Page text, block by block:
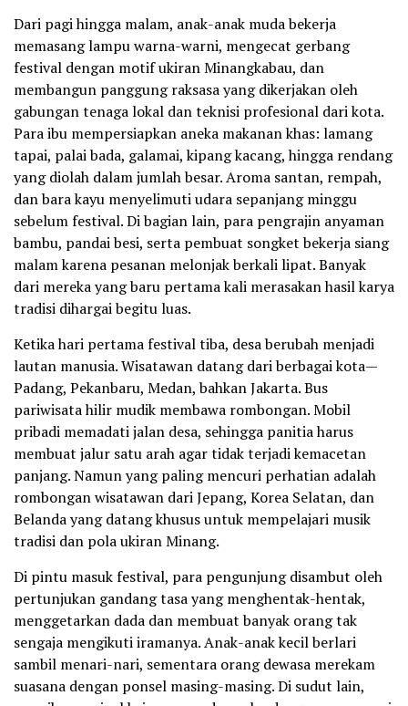
Dari pagi hingga malam, anak-anak muda bekerja
memasang lampu warna-warni, mengecat gerbang
festival dengan motif ukiran Minangkabau, dan
membangun panggung raksasa yang dikerjakan oleh
gabungan tenaga lokal dan teknisi profesional dari kota.
Para ibu mempersiapkan aneka makanan khas: lamang
tapai, palai bada, galamai, kipang kacang, hingga rendang
yang diolah dalam jumlah besar. Aroma santan, rempah,
dan bara kayu menyelimuti udara sepanjang minggu
sebelum festival. Di bagian lain, para pengrajin anyaman
bambu, pandai besi, serta pembuat songket bekerja siang
malam karena pesanan melonjak berkali lipat. Banyak
dari mereka yang baru pertama kali merasakan hasil karya
tradisi dihargai begitu luas.
Ketika hari pertama festival tiba, desa berubah menjadi
lautan manusia. Wisatawan datang dari berbagai kota—
Padang, Pekanbaru, Medan, bahkan Jakarta. Bus
pariwisata hilir mudik membawa rombongan. Mobil
pribadi memadati jalan desa, sehingga panitia harus
membuat jalur satu arah agar tidak terjadi kemacetan
panjang. Namun yang paling mencuri perhatian adalah
rombongan wisatawan dari Jepang, Korea Selatan, dan
Belanda yang datang khusus untuk mempelajari musik
tradisi dan pola ukiran Minang.
Di pintu masuk festival, para pengunjung disambut oleh
pertunjukan gandang tasa yang menghentak-hentak,
menggetarkan dada dan membuat banyak orang tak
sengaja mengikuti iramanya. Anak-anak kecil berlari
sambil menari-nari, sementara orang dewasa merekam
suasana dengan ponsel masing-masing. Di sudut lain,